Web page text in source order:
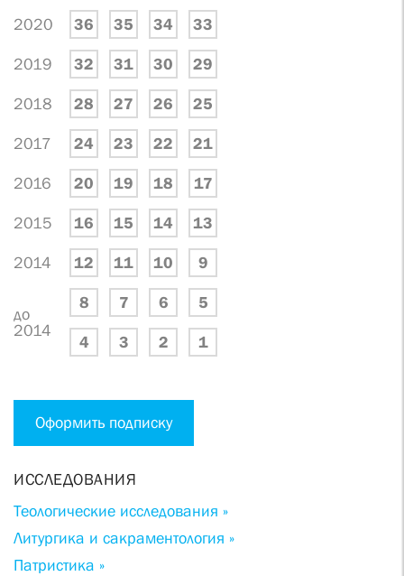
2020 36 35 34 33
2019 32 31 30 29
2018 28 27 26 25
2017 24 23 22 21
2016 20 19 18 17
2015 16 15 14 13
2014 12 11 10 9
до
2014
8 7 6 5
4 3 2 1
Оформить подписку
ИССЛЕДОВАНИЯ
Теологические исследования »
Литургика и сакраментология »
Патристика »